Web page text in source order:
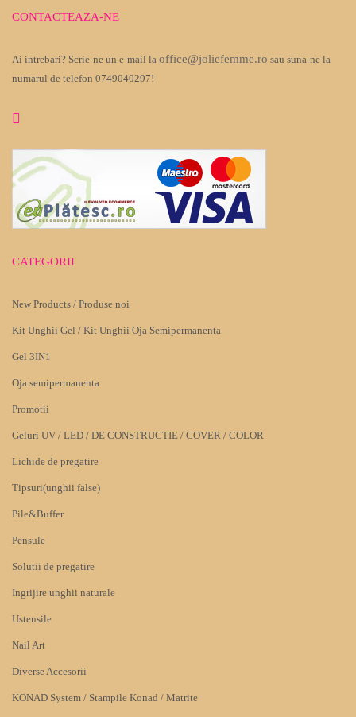
CONTACTEAZA-NE
Ai intrebari? Scrie-ne un e-mail la office@joliefemme.ro sau suna-ne la
numarul de telefon 0749040297!
CATEGORII
New Products / Produse noi
Kit Unghii Gel / Kit Unghii Oja Semipermanenta
Gel 3IN1
Oja semipermanenta
Promotii
Geluri UV / LED / DE CONSTRUCTIE / COVER / COLOR
Lichide de pregatire
Tipsuri(unghii false)
Pile&Buffer
Pensule
Solutii de pregatire
Ingrijire unghii naturale
Ustensile
Nail Art
Diverse Accesorii
KONAD System / Stampile Konad / Matrite